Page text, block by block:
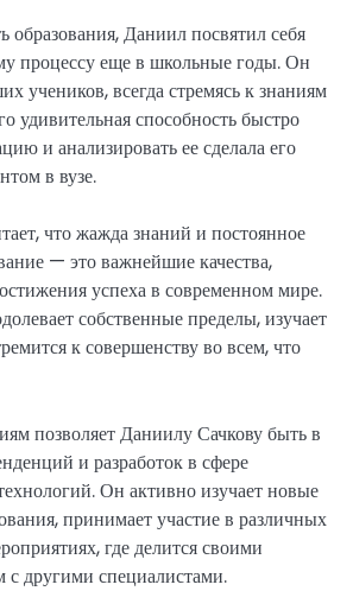
образования, Даниил посвятил себя
процессу еще в школьные годы. Он
учеников, всегда стремясь к знаниям
удивительная способность быстро
и анализировать ее сделала его
в вузе.
что жажда знаний и постоянное
— это важнейшие качества,
успеха в современном мире.
собственные пределы, изучает
к совершенству во всем, что
позволяет Даниилу Сачкову быть в
и разработок в сфере
Он активно изучает новые
принимает участие в различных
где делится своими
другими специалистами.